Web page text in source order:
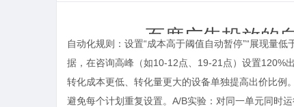
百度广告投放的
time：
自动化规则：设置“成本高于阈值自动暂停”“展现量
据，在咨询高峰（如10-12点、19-21点）设置120%
转化成本更低、转化量更大的设备单独提高出价比例
避免每个计划重复设置。A/B实验：对同一单元同时